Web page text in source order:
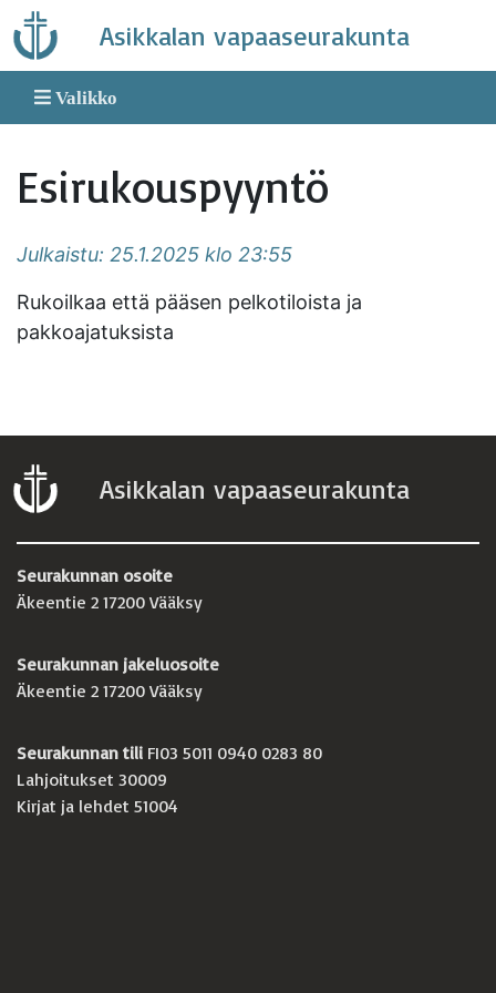
Skip
to
content
Asikkalan vapaaseurakunta
Valikko
Esirukouspyyntö
Julkaistu: 25.1.2025 klo 23:55
Rukoilkaa että pääsen pelkotiloista ja
pakkoajatuksista
Asikkalan vapaaseurakunta
Seurakunnan osoite
Äkeentie 2 17200 Vääksy
Seurakunnan jakeluosoite
Äkeentie 2 17200 Vääksy
Seurakunnan tili FI03 5011 0940 0283 80
Lahjoitukset 30009
Kirjat ja lehdet 51004